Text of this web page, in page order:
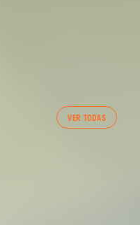
VER TODAS
CF 7/8/2026